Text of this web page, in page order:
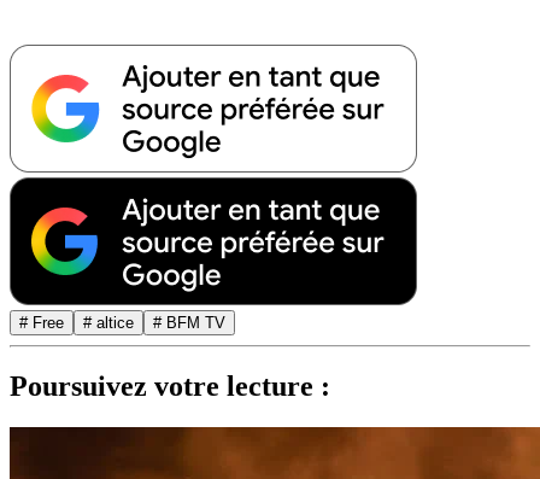
# Free # altice # BFM TV
Poursuivez votre lecture :